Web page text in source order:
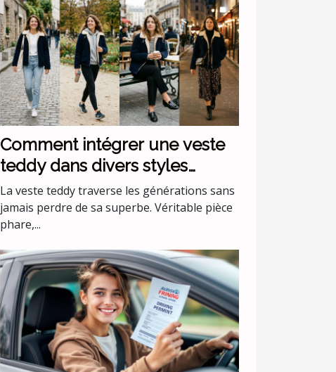
Comment intégrer une veste
teddy dans divers styles
vestimentaires ?
La veste teddy traverse les générations sans
jamais perdre de sa superbe. Véritable pièce
phare,...